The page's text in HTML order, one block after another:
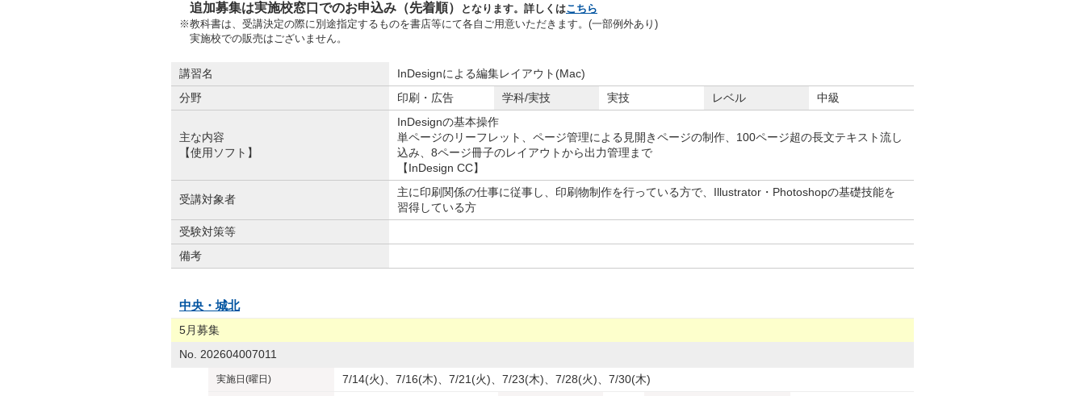
追加募集は実施校窓口でのお申込み（先着順） となります。詳しくはこちら
※教科書は、受講決定の際に別途指定するものを書店等にて各自ご用意いただきます。(一部例外あり)
実施校での販売はございません。
講習名
InDesignによる編集レイアウト(Mac)
分野
印刷・広告 学科/実技 実技 レベル 中級
主な内容
【使用ソフト】
InDesignの基本操作
単ページのリーフレット、ページ管理による見開きページの制作、100ページ超の長文テキスト流し
込み、8ページ冊子のレイアウトから出力管理まで
【InDesign CC】
受講対象者
主に印刷関係の仕事に従事し、印刷物制作を行っている方で、Illustrator・Photoshopの基礎技能を
習得している方
受験対策等
備考
中央・城北
5月募集
No. 202604007011
実施日 (曜日) 7/14(火)、7/16(木)、7/21(火)、7/23(木)、7/28(火)、7/30(木)